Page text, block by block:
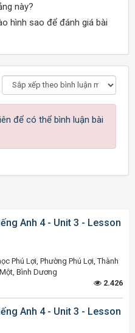
này?
hình sao để đánh giá bài
để có thể bình luận bài
Anh 4 - Unit 3 - Lesson
Phú Lợi, Phường Phú Lợi, Thành
Bình Dương
2.426
Anh 4 - Unit 3 - Lesson